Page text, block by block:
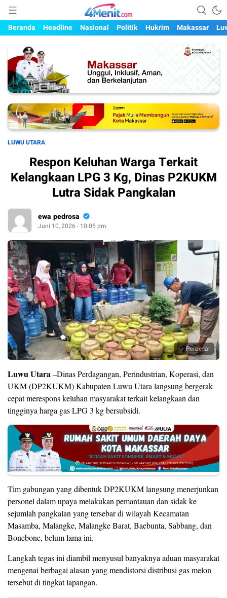
4menit.com
Mengungkap Kisah, Setiap Hari
Beranda
Headline Nasional Politik Hukrim Makassar
LUWU UTARA
Respon Keluhan Warga Terkait
Kelangkaan LPG 3 Kg, Dinas P2KUKM
Lutra Sidak Pangkalan
ewa pedrosa
Juni 10, 2026 - 10:05 pm
Perbesar
Luwu Utara –Dinas Perdagangan, Perindustrian, Koperasi, dan
UKM (DP2KUKM) Kabupaten Luwu Utara langsung bergerak
cepat merespons keluhan masyarakat terkait kelangkaan dan
tingginya harga gas LPG 3 kg bersubsidi.
Tim gabungan yang dibentuk DP2KUKM langsung menerjunkan
personel dalam upaya melakukan pemantauan dan sidak ke
sejumlah pangkalan yang tersebar di wilayah Kecamatan
Masamba, Malangke, Malangke Barat, Baebunta, Sabbang, dan
Bonebone, belum lama ini.
Langkah tegas ini diambil menyusul banyaknya aduan masyarakat
mengenai berbagai alasan yang mendistorsi distribusi gas melon
tersebut di tingkat lapangan.